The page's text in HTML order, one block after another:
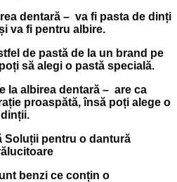
dentară – va fi pasta de dinți
va fi pentru albire.
de pastă de la un brand pe
să alegi o pastă specială.
la albirea dentară – are ca
proaspătă, însă poți alege o
benzi ce conțin o